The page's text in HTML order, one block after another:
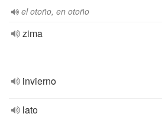
el otoño, en otoño
zima
invierno
lato